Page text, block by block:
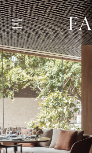
GASTRONOMIA
HOTÉIS
EXPERIENCIAS
EVENTOS
VILLAS
TIENDA | SELEZIONE
DESCUBRIR
WHAT'S COOKING
CORRIERE